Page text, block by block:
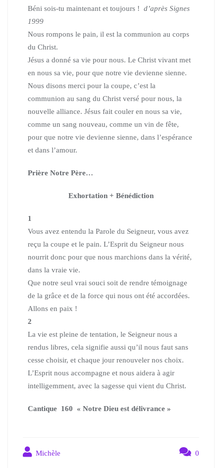
Béni sois-tu maintenant et toujours ! d’après Signes
1999
Nous rompons le pain, il est la communion au corps
du Christ.
Jésus a donné sa vie pour nous. Le Christ vivant met
en nous sa vie, pour que notre vie devienne sienne.
Nous disons merci pour la coupe, c’est la
communion au sang du Christ versé pour nous, la
nouvelle alliance. Jésus fait couler en nous sa vie,
comme un sang nouveau, comme un vin de fête,
pour que notre vie devienne sienne, dans l’espérance
et dans l’amour.
Prière Notre Père…
Exhortation + Bénédiction
1
Vous avez entendu la Parole du Seigneur, vous avez
reçu la coupe et le pain. L’Esprit du Seigneur nous
nourrit donc pour que nous marchions dans la vérité,
dans la vraie vie.
Que notre seul vrai souci soit de rendre témoignage
de la grâce et de la force qui nous ont été accordées.
Allons en paix !
2
La vie est pleine de tentation, le Seigneur nous a
rendus libres, cela signifie aussi qu’il nous faut sans
cesse choisir, et chaque jour renouveler nos choix.
L’Esprit nous accompagne et nous aidera à agir
intelligemment, avec la sagesse qui vient du Christ.
Cantique 160 « Notre Dieu est délivrance »
Michèle 0